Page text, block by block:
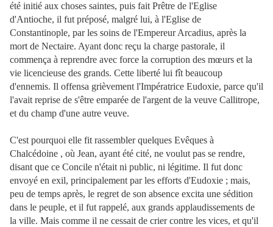
été initié aux choses saintes, puis fait Prêtre de l'Eglise
d'Antioche, il fut préposé, malgré lui, à l'Eglise de
Constantinople, par les soins de l'Empereur Arcadius, après la
mort de Nectaire. Ayant donc reçu la charge pastorale, il
commença à reprendre avec force la corruption des mœurs et la
vie licencieuse des grands. Cette liberté lui fît beaucoup
d'ennemis. Il offensa grièvement l'Impératrice Eudoxie, parce qu'il
l'avait reprise de s'être emparée de l'argent de la veuve Callitrope,
et du champ d'une autre veuve.
C'est pourquoi elle fit rassembler quelques Evêques à
Chalcédoine , où Jean, ayant été cité, ne voulut pas se rendre,
disant que ce Concile n'était ni public, ni légitime. Il fut donc
envoyé en exil, principalement par les efforts d'Eudoxie ; mais,
peu de temps après, le regret de son absence excita une sédition
dans le peuple, et il fut rappelé, aux grands applaudissements de
la ville. Mais comme il ne cessait de crier contre les vices, et qu'il